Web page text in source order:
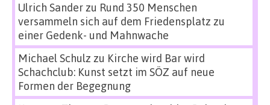
Ulrich Sanderzu Rund 350 Menschen
versammeln sich auf dem Friedensplatz zu
einer Gedenk- und Mahnwache
Michael Schulz zu Kirche wird Bar wird
Schachclub: Kunst setzt im SÖZ auf neue
Formen der Begegnung